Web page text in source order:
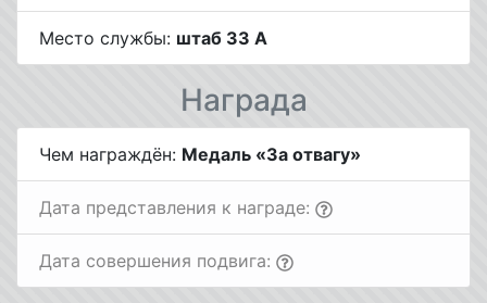
Место службы: штаб 33 А
Награда
Чем награждён: Медаль «За отвагу»
Дата представления к награде:
Дата совершения подвига: